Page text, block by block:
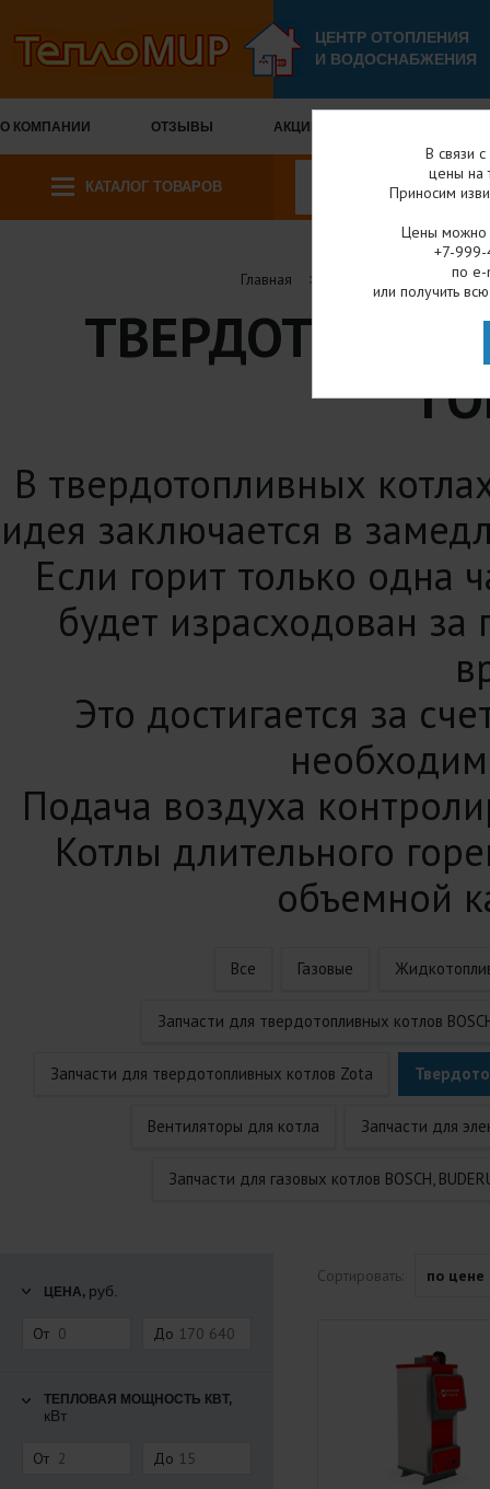
ЦЕНТР ОТОПЛЕНИЯ
И ВОДОСНАБЖЕНИЯ
О КОМПАНИИ ОТЗЫВЫ АКЦИИ И СКИДКИ
КАТАЛОГ ТОВАРОВ
Главная
В твердотопливных
идея заключается в
Если горит только одна
будет израсходован
Это достигается за
Подача воздуха
Котлы длительного
объемной
Все Газовые
Запчасти для твердотопливных котлов
Запчасти для твердотопливных котлов Zota
Вентиляторы для котла Запчасти для
Запчасти для газовых котлов BOSCH,
ЦЕНА, руб.
От До
ТЕПЛОВАЯ МОЩНОСТЬ КВТ,
кВт
От До
Сортировать: по цене
В связи
цены на
Приносим
Цены можно
+7-
по
или получить